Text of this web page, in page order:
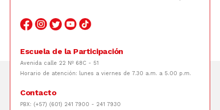
Escuela de la Participación
Avenida calle 22 Nº 68C - 51
Horario de atención: lunes a viernes de 7.30 a.m. a 5.00 p.m.
Contacto
PBX: (+57) (601) 241 7900 - 241 7930